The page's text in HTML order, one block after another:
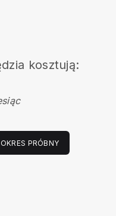
kosztują:
PRÓBNY